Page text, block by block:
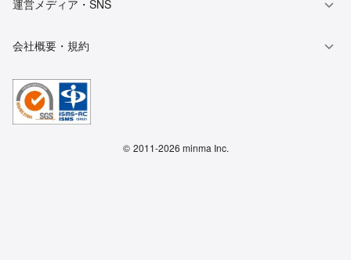
運営メディア・SNS
会社概要・規約
© 2011-2026 minma Inc.